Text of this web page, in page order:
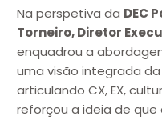
Na perspetiva da DEC
Torneiro, Diretor
enquadrou a
uma visão integrada
articulando CX, EX,
reforçou a ideia de